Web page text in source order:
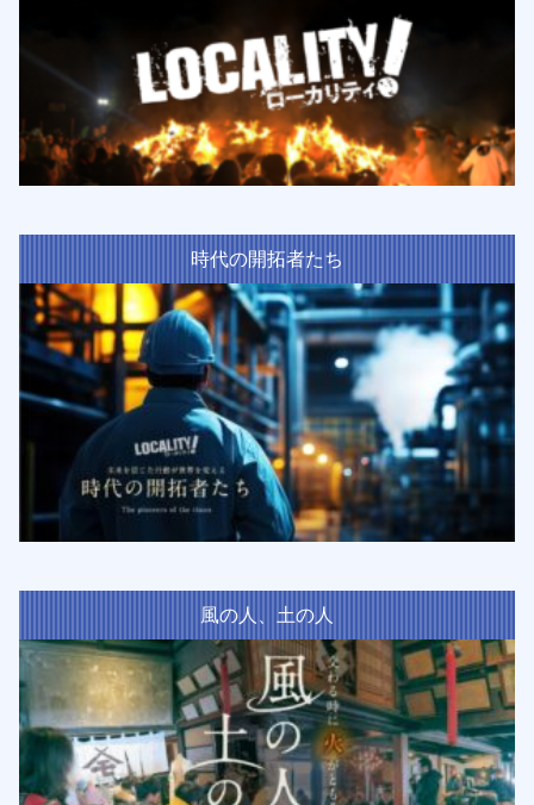
時代の開拓者たち
風の人、土の人